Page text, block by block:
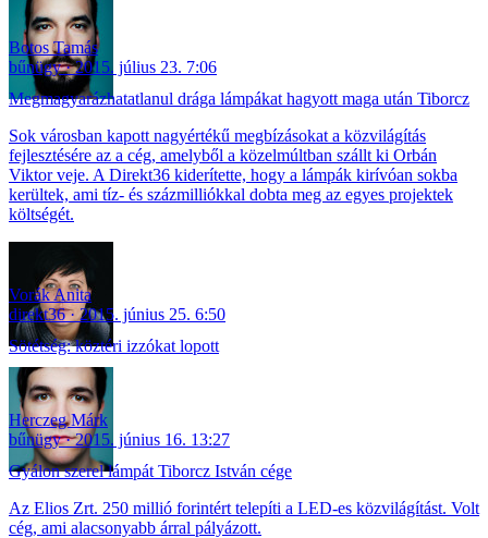
Botos Tamás
bűnügy
2015. július 23. 7:06
Megmagyarázhatatlanul drága lámpákat hagyott maga után Tiborcz
Sok városban kapott nagyértékű megbízásokat a közvilágítás
fejlesztésére az a cég, amelyből a közelmúltban szállt ki Orbán
Viktor veje. A Direkt36 kiderítette, hogy a lámpák kirívóan sokba
kerültek, ami tíz- és százmilliókkal dobta meg az egyes projektek
költségét.
Vorák Anita
direkt36
2015. június 25. 6:50
Sötétség: köztéri izzókat lopott
Herczeg Márk
bűnügy
2015. június 16. 13:27
Gyálon szerel lámpát Tiborcz István cége
Az Elios Zrt. 250 millió forintért telepíti a LED-es közvilágítást. Volt
cég, ami alacsonyabb árral pályázott.